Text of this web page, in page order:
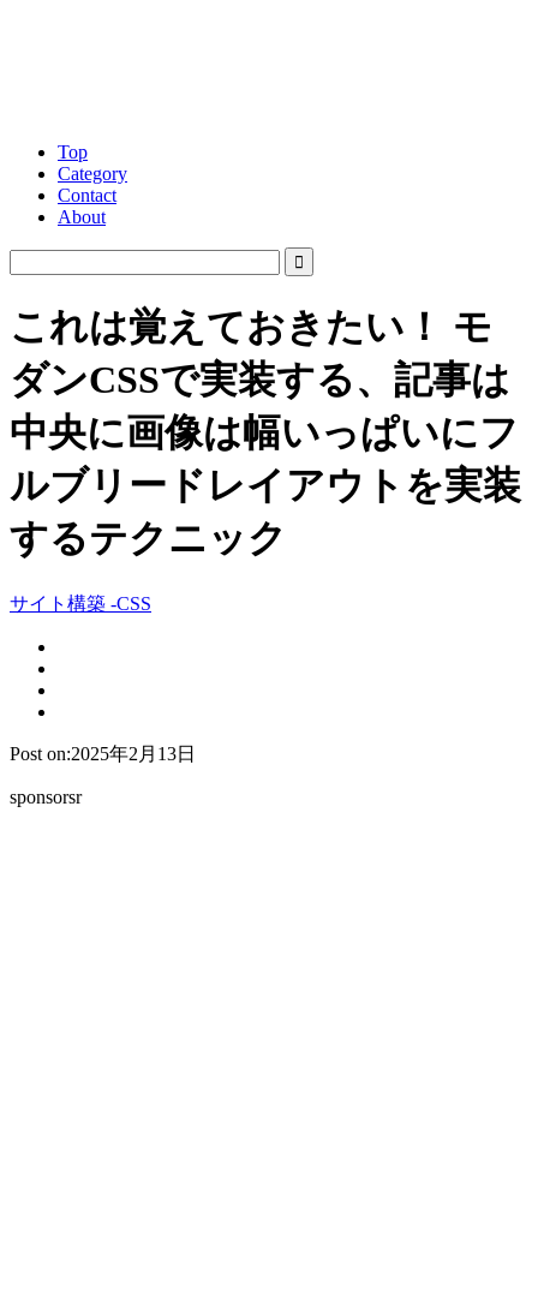
Top
Category
Contact
About
これは覚えておきたい！ モ
ダンCSSで実装する、記事は
中央に画像は幅いっぱいにフ
ルブリードレイアウトを実装
するテクニック
サイト構築 -CSS
Post on:2025年2月13日
sponsorsr